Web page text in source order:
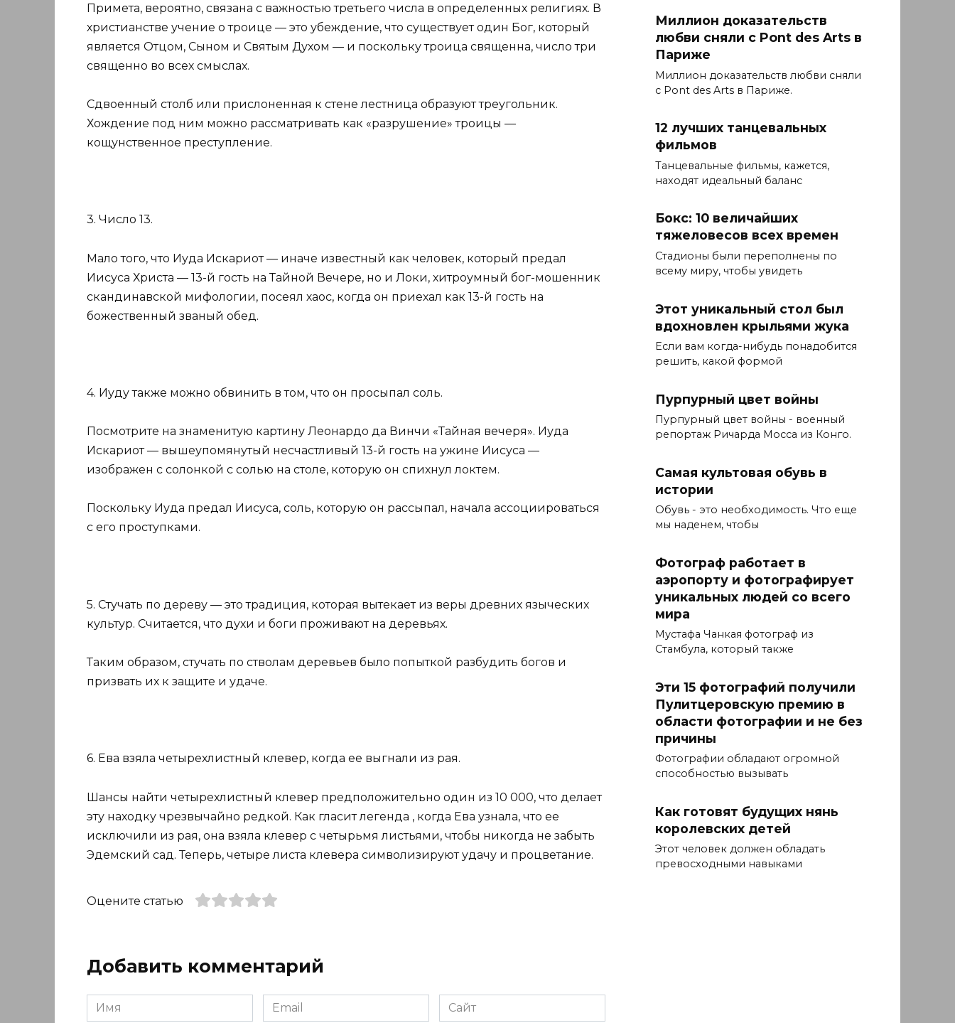
Примета, вероятно, связана с важностью третьего числа в определенных религиях. В
христианстве учение о троице — это убеждение, что существует один Бог, который
является Отцом, Сыном и Святым Духом — и поскольку троица священна, число три
священно во всех смыслах.
Сдвоенный столб или прислоненная к стене лестница образуют треугольник.
Хождение под ним можно рассматривать как «разрушение» троицы —
кощунственное преступление.
3. Число 13.
Мало того, что Иуда Искариот — иначе известный как человек, который предал
Иисуса Христа — 13-й гость на Тайной Вечере, но и Локи, хитроумный бог-мошенник
скандинавской мифологии, посеял хаос, когда он приехал как 13-й гость на
божественный званый обед.
4. Иуду также можно обвинить в том, что он просыпал соль.
Посмотрите на знаменитую картину Леонардо да Винчи «Тайная вечеря». Иуда
Искариот — вышеупомянутый несчастливый 13-й гость на ужине Иисуса —
изображен с солонкой с солью на столе, которую он спихнул локтем.
Поскольку Иуда предал Иисуса, соль, которую он рассыпал, начала ассоциироваться
с его проступками.
5. Стучать по дереву — это традиция, которая вытекает из веры древних языческих
культур. Считается, что духи и боги проживают на деревьях.
Таким образом, стучать по стволам деревьев было попыткой разбудить богов и
призвать их к защите и удаче.
6. Ева взяла четырехлистный клевер, когда ее выгнали из рая.
Шансы найти четырехлистный клевер предположительно один из 10 000, что делает
эту находку чрезвычайно редкой. Как гласит легенда , когда Ева узнала, что ее
исключили из рая, она взяла клевер с четырьмя листьями, чтобы никогда не забыть
Эдемский сад. Теперь, четыре листа клевера символизируют удачу и процветание.
Оцените статью
Добавить комментарий
Имя
*
Email
*
Сайт
Миллион доказательств
любви сняли с Pont des Arts в
Париже
Миллион доказательств любви сняли
с Pont des Arts в Париже.
12 лучших танцевальных
фильмов
Танцевальные фильмы, кажется,
находят идеальный баланс
Бокс: 10 величайших
тяжеловесов всех времен
Стадионы были переполнены по
всему миру, чтобы увидеть
Этот уникальный стол был
вдохновлен крыльями жука
Если вам когда-нибудь понадобится
решить, какой формой
Пурпурный цвет войны
Пурпурный цвет войны - военный
репортаж Ричарда Мосса из Конго.
Самая культовая обувь в
истории
Обувь - это необходимость. Что еще
мы наденем, чтобы
Фотограф работает в
аэропорту и фотографирует
уникальных людей со всего
мира
Мустафа Чанкая фотограф из
Стамбула, который также
Эти 15 фотографий получили
Пулитцеровскую премию в
области фотографии и не без
причины
Фотографии обладают огромной
способностью вызывать
Как готовят будущих нянь
королевских детей
Этот человек должен обладать
превосходными навыками